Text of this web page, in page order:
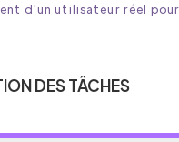
d'un utilisateur réel
DES TÂCHES